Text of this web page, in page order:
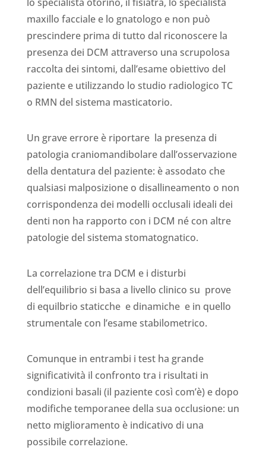
maxillo facciale e lo gnatologo e non può
prescindere prima di tutto dal riconoscere la
presenza dei DCM attraverso una scrupolosa
raccolta dei sintomi, dall’esame obiettivo del
paziente e utilizzando lo studio radiologico TC
o RMN del sistema masticatorio.
Un grave errore è riportare la presenza di
patologia craniomandibolare dall’osservazione
della dentatura del paziente: è assodato che
qualsiasi malposizione o disallineamento o non
corrispondenza dei modelli occlusali ideali dei
denti non ha rapporto con i DCM né con altre
patologie del sistema stomatognatico.
La correlazione tra DCM e i disturbi
dell’equilibrio si basa a livello clinico su prove
di equilbrio staticche e dinamiche e in quello
strumentale con l’esame stabilometrico.
Comunque in entrambi i test ha grande
significatività il confronto tra i risultati in
condizioni basali (il paziente così com’è) e dopo
modifiche temporanee della sua occlusione: un
netto miglioramento è indicativo di una
possibile correlazione.